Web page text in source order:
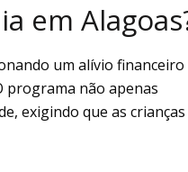
em
um alívio financeiro
programa não apenas
exigindo que as crianças